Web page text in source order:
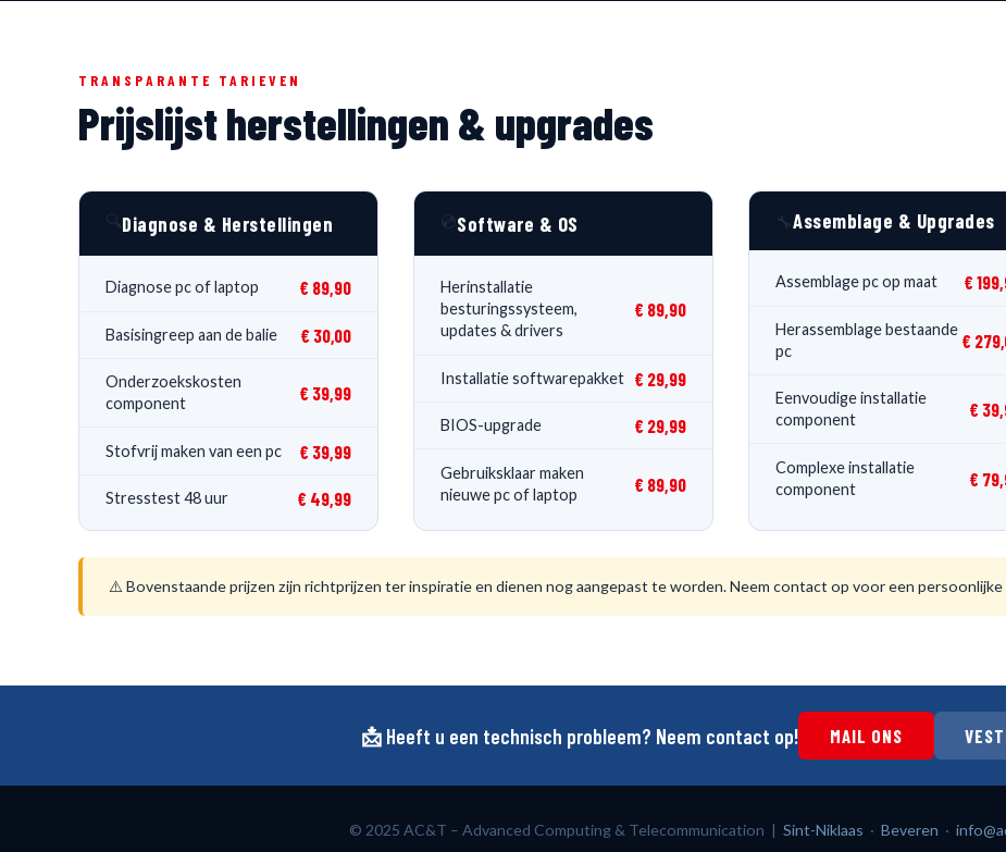
TRANSPARANTE TARIEVEN
Prijslijst herstellingen & upgrades
Diagnose & Herstellingen
Diagnose pc of laptop € 89,90
Basisingreep aan de balie € 30,00
Onderzoekskosten
component
€ 39,99
Stofvrij maken van een pc € 39,99
Stresstest 48 uur € 49,99
Software & OS
Herinstallatie
besturingssysteem,
updates & drivers
€ 89,90
Installatie softwarepakket € 29,99
BIOS-upgrade € 29,99
Gebruiksklaar maken
nieuwe pc of laptop
€ 89,90
Assemblage & Upgrades
Assemblage pc op maat €
Herassemblage bestaande
pc
€
Eenvoudige installatie
component
€
Complexe installatie
component
€
⚠️ Bovenstaande prijzen zijn richtprijzen ter inspiratie en dienen nog aangepast te worden. Neem contact op voor een
📩 Heeft u een technisch probleem? Neem contact op! MAIL ONS
© 2025 AC&T – Advanced Computing & Telecommunication | Sint-Niklaas · Beveren ·